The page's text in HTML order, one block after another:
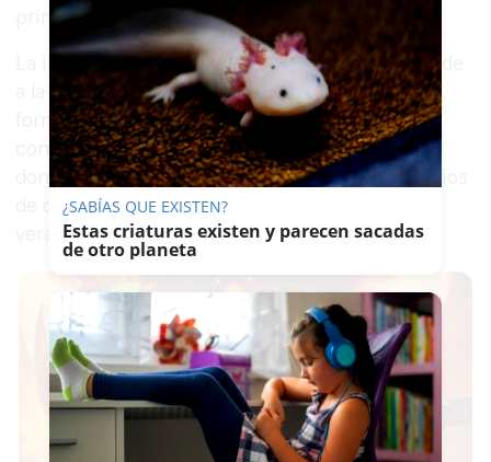
primer nivel.
La inversión supera los 600.000 euros y responde
a la voluntad de sus impulsores de apostar de
forma decidida y continuada por Chipiona y, en
concreto, por el enclave de Las Tres Piedras,
donde también organiza celebraciones y servicios
de catering, tras una nueva etapa iniciada el
verano pasado.
¿SABÍAS QUE EXISTEN?
Estas criaturas existen y parecen sacadas
de otro planeta